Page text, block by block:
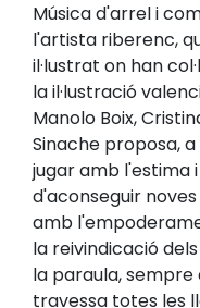
Música d'arrel i
l'artista riberenc,
il·lustrat on han
la il·lustració
Manolo Boix,
Sinache proposa,
jugar amb l'estima
d'aconseguir
amb
la reivindicació
la paraula, sempre
travessa totes les